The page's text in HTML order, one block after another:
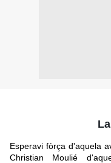
Esperavi fòrça d'aquela
Christian Moulié